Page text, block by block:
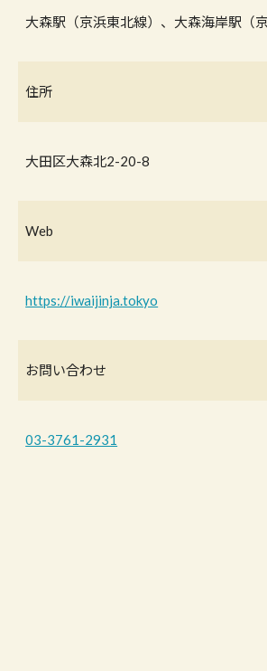
大森駅（京浜東北線）、大森海岸駅（京
住所
大田区大森北2-20-8
Web
https://iwaijinja.tokyo
お問い合わせ
03-3761-2931